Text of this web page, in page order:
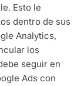
Esto le
dentro de sus
Analytics,
los
seguir en
Ads con